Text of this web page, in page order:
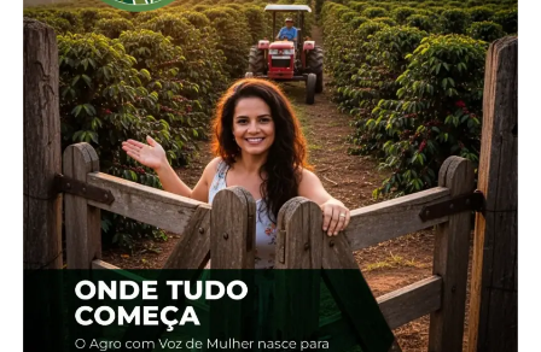
Facebook 18+
Relacionado
Trigo: Retração produtora
eleva cotações
16 de abril, 2024
Em "Brasil"
Trigo: Avanço na
semeadura e estimativas
de safra maior
pressionam cotações
20 de maio, 2025
Em "Brasil"
Trigo: Baixa oferta
sustenta cotações em alta